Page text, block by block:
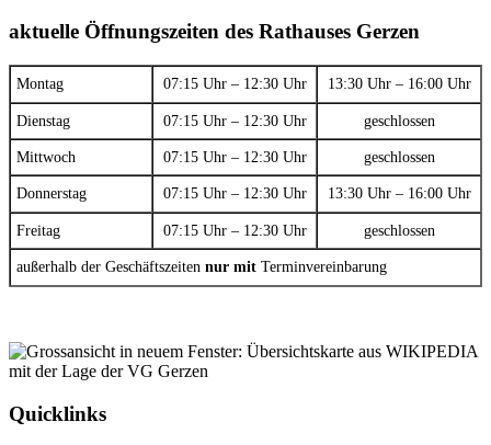
aktuelle Öffnungszeiten des Rathauses Gerzen
Montag 07:15 Uhr – 12:30 Uhr 13:30 Uhr – 16:00 Uhr
Dienstag 07:15 Uhr – 12:30 Uhr geschlossen
Mittwoch 07:15 Uhr – 12:30 Uhr geschlossen
Donnerstag 07:15 Uhr – 12:30 Uhr 13:30 Uhr – 16:00 Uhr
Freitag 07:15 Uhr – 12:30 Uhr geschlossen
außerhalb der Geschäftszeiten nur mit Terminvereinbarung
Quicklinks